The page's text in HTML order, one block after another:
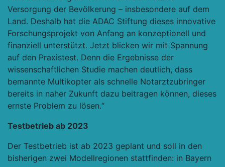
Versorgung der Bevölkerung – insbesondere auf dem
Land. Deshalb hat die ADAC Stiftung dieses innovative
Forschungsprojekt von Anfang an konzeptionell und
finanziell unterstützt. Jetzt blicken wir mit Spannung
auf den Praxistest. Denn die Ergebnisse der
wissenschaftlichen Studie machen deutlich, dass
bemannte Multikopter als schnelle Notarztzubringer
bereits in naher Zukunft dazu beitragen können, dieses
ernste Problem zu lösen.“
Testbetrieb ab 2023
Der Testbetrieb ist ab 2023 geplant und soll in den
bisherigen zwei Modellregionen stattfinden: in Bayern